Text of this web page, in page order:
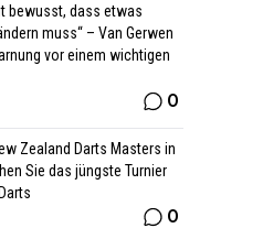
bewusst, dass etwas
muss“ – Van Gerwen
vor einem wichtigen
0
Zealand Darts Masters in
Sie das jüngste Turnier
0